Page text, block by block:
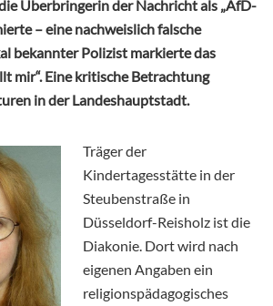
Überbringerin der Nachricht als „AfD-
– eine nachweislich falsche
bekannter Polizist markierte das
mir“. Eine kritische Betrachtung
in der Landeshauptstadt.
Träger der
Kindertagesstätte in der
Steubenstraße in
Düsseldorf-Reisholz ist die
Diakonie. Dort wird nach
eigenen Angaben ein
religionspädagogisches